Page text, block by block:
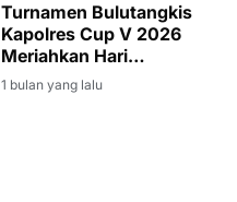
Turnamen Bulutangkis
Kapolres Cup V 2026
Meriahkan Hari
Bhayangkara ke-80
1 bulan yang lalu